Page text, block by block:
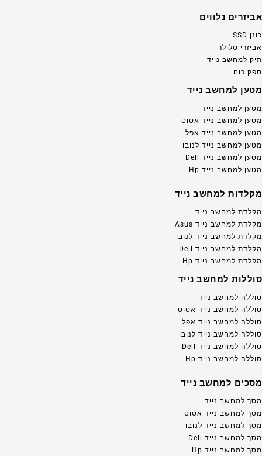
אביזרים נלווים
כונן SSD
אביזרי סלולר
תיק למחשב נייד
ספק כוח
מטען למחשב נייד
מטען למחשב נייד
מטען למחשב נייד אסוס
מטען למחשב נייד אפל
מטען למחשב נייד לנובו
מטען למחשב נייד Dell
מטען למחשב נייד Hp
מקלדות למחשב נייד
מקלדת למחשב נייד
מקלדת למחשב נייד Asus
מקלדת למחשב נייד לנובו
מקלדת למחשב נייד Dell
מקלדת למחשב נייד Hp
סוללות למחשב נייד
סוללה למחשב נייד
סוללה למחשב נייד אסוס
סוללה למחשב נייד אפל
סוללה למחשב נייד לנובו
סוללה למחשב נייד Dell
סוללה למחשב נייד Hp
מסכים למחשב נייד
מסך למחשב נייד
מסך למחשב נייד אסוס
מסך למחשב נייד לנובו
מסך למחשב נייד Dell
מסך למחשב נייד Hp